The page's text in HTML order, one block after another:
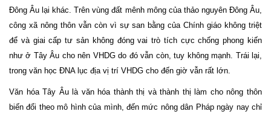
Đông Âu lại khác. Trên vùng đất mênh mông của thảo nguyên Đông Âu,
công xã nông thôn vẫn còn vì sự san bằng của Chính giáo không triệt
để và giai cấp tư sản không đóng vai trò tích cực chống phong kiến
như ở Tây Âu cho nên VHDG do đó vẫn còn, tuy không mạnh. Trái lại,
trong văn học ĐNA lục địa vị trí VHDG cho đến giờ vẫn rất lớn.
Văn hóa Tây Âu là văn hóa thành thị và thành thị làm cho nông thôn
biến đổi theo mô hình của mình, đến mức nông dân Pháp ngày nay chỉ